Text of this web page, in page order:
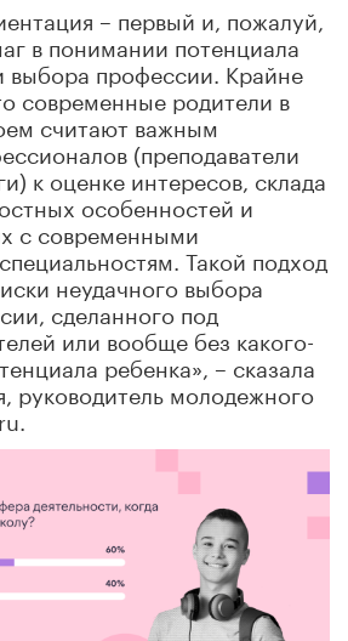
– первый и, пожалуй,
в понимании потенциала
выбора профессии. Крайне
современные родители в
считают важным
(преподаватели
к оценке интересов, склада
особенностей и
с современными
Такой подход
неудачного выбора
сделанного под
или вообще без какого-
ребенка», – сказала
руководитель молодежного